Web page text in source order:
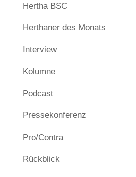
Hertha BSC
Herthaner des Monats
Interview
Kolumne
Podcast
Pressekonferenz
Pro/Contra
Rückblick